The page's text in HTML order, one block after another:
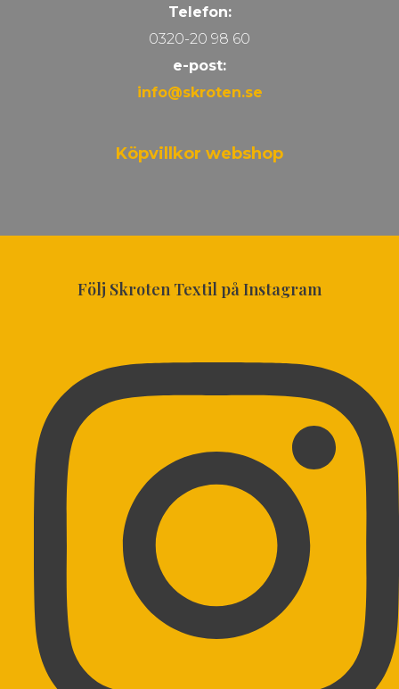
Telefon:
0320-20 98 60
e-post:
info@skroten.se
Köpvillkor webshop
Följ Skroten Textil på Instagram